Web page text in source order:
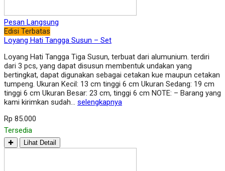
Pesan Langsung
Edisi Terbatas
Loyang Hati Tangga Susun – Set
Loyang Hati Tangga Tiga Susun, terbuat dari alumunium. terdiri
dari 3 pcs, yang dapat disusun membentuk undakan yang
bertingkat, dapat digunakan sebagai cetakan kue maupun cetakan
tumpeng. Ukuran Kecil: 13 cm tinggi 6 cm Ukuran Sedang: 19 cm
tinggi 6 cm Ukuran Besar: 23 cm, tinggi 6 cm NOTE: – Barang yang
kami kirimkan sudah… selengkapnya
Rp 85.000
Tersedia
✚ Lihat Detail